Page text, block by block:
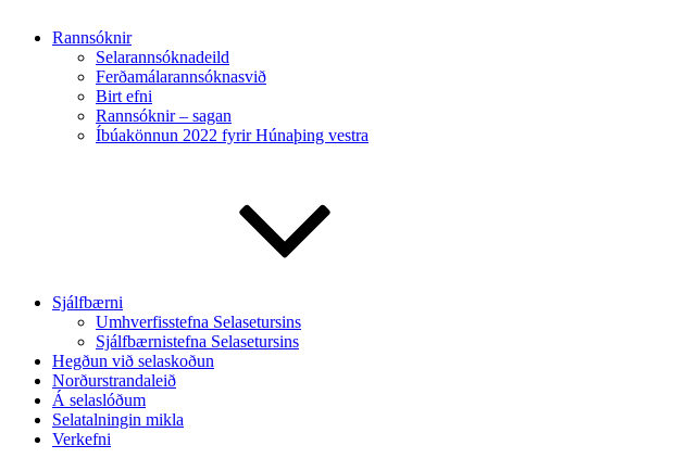
Rannsóknir
Selarannsóknadeild
Ferðamálarannsóknasvið
Birt efni
Rannsóknir – sagan
Íbúakönnun 2022 fyrir Húnaþing vestra
Sjálfbærni
Umhverfisstefna Selasetursins
Sjálfbærnistefna Selasetursins
Hegðun við selaskoðun
Norðurstrandaleið
Á selaslóðum
Selatalningin mikla
Verkefni